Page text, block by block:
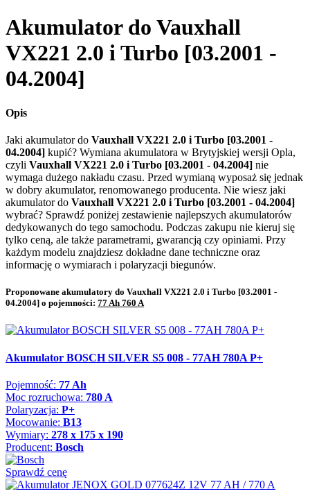
Akumulator do Vauxhall
VX221 2.0 i Turbo [03.2001 -
04.2004]
Opis
Jaki akumulator do Vauxhall VX221 2.0 i Turbo [03.2001 -
04.2004] kupić? Wymiana akumulatora w Brytyjskiej wersji Opla,
czyli Vauxhall VX221 2.0 i Turbo [03.2001 - 04.2004] nie
wymaga dużego nakładu czasu. Przed wymianą wyposaż się jednak
w dobry akumulator, renomowanego producenta. Nie wiesz jaki
akumulator do Vauxhall VX221 2.0 i Turbo [03.2001 - 04.2004]
wybrać? Sprawdź poniżej zestawienie najlepszych akumulatorów
dedykowanych do tego samochodu. Podczas zakupu nie kieruj się
tylko ceną, ale także parametrami, gwarancją czy opiniami. Przy
każdym modelu znajdziesz dokładne dane techniczne oraz
informację o wymiarach i polaryzacji biegunów.
Proponowane akumulatory do Vauxhall VX221 2.0 i Turbo [03.2001 -
04.2004] o pojemności: 77 Ah 760 A
Akumulator BOSCH SILVER S5 008 - 77AH 780A P+
Pojemność: 77 Ah
Moc rozruchowa: 780 A
Polaryzacja: P+
Mocowanie: B13
Wymiary: 278 x 175 x 190
Producent: Bosch
Sprawdź cenę